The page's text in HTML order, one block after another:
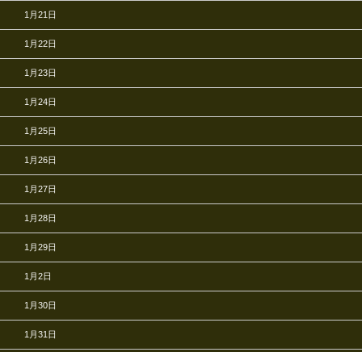
1月21日
1月22日
1月23日
1月24日
1月25日
1月26日
1月27日
1月28日
1月29日
1月2日
1月30日
1月31日